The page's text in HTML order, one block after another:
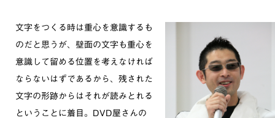
文字をつくる時は重心を意識するも
のだと思うが、壁面の文字も重心を
意識して留める位置を考えなければ
ならないはずであるから、残された
文字の形跡からはそれが読みとれる
ということに着目。DVD屋さんの